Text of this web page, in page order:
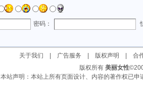
密码：
关于我们 广告服务 版权声明
合
版权所有 美丽女性
本站声明：本站上所有页面设计、内容的著作权已